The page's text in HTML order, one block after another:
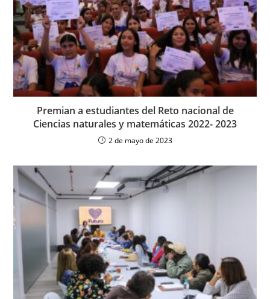
Premian a estudiantes del Reto nacional de
Ciencias naturales y matemáticas 2022- 2023
2 de mayo de 2023